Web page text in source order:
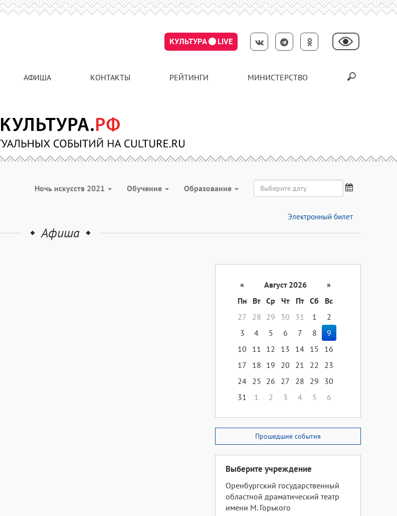
КУЛЬТУРА LIVE
АФИША КОНТАКТЫ РЕЙТИНГИ МИНИСТЕРСТВО
Ночь искусств 2021 Обучение Образование
Электронный билет
Афиша
« Август 2026
»
Пн
Вт Ср Чт Пт Сб
Вс
27
28 29 30 31 1
2
3
4 5 6 7 8
9
10
11 12 13 14 15
16
17
18 19 20 21 22
23
24 25 26 27 28 29
30
31
1 2 3 4 5 6
Прошедшие события
Выберите учреждение
Оренбургский государственный
областной драматический театр
имени М. Горького